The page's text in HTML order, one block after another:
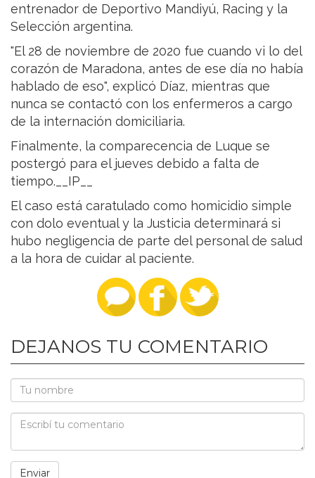
entrenador de Deportivo Mandiyú, Racing y la
Selección argentina.
"El 28 de noviembre de 2020 fue cuando vi lo del
corazón de Maradona, antes de ese día no había
hablado de eso", explicó Díaz, mientras que
nunca se contactó con los enfermeros a cargo
de la internación domiciliaria.
Finalmente, la comparecencia de Luque se
postergó para el jueves debido a falta de
tiempo.__IP__
El caso está caratulado como homicidio simple
con dolo eventual y la Justicia determinará si
hubo negligencia de parte del personal de salud
a la hora de cuidar al paciente.
DEJANOS TU COMENTARIO